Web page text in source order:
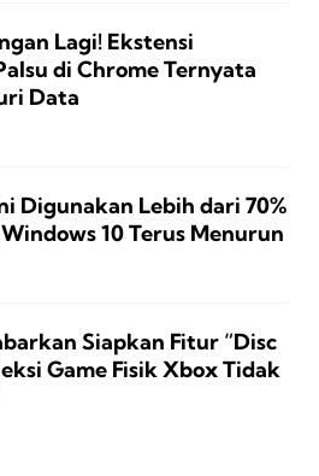
Lagi! Ekstensi
di Chrome Ternyata
Data
Digunakan Lebih dari 70%
10 Terus Menurun
Siapkan Fitur “Disc
Game Fisik Xbox Tidak